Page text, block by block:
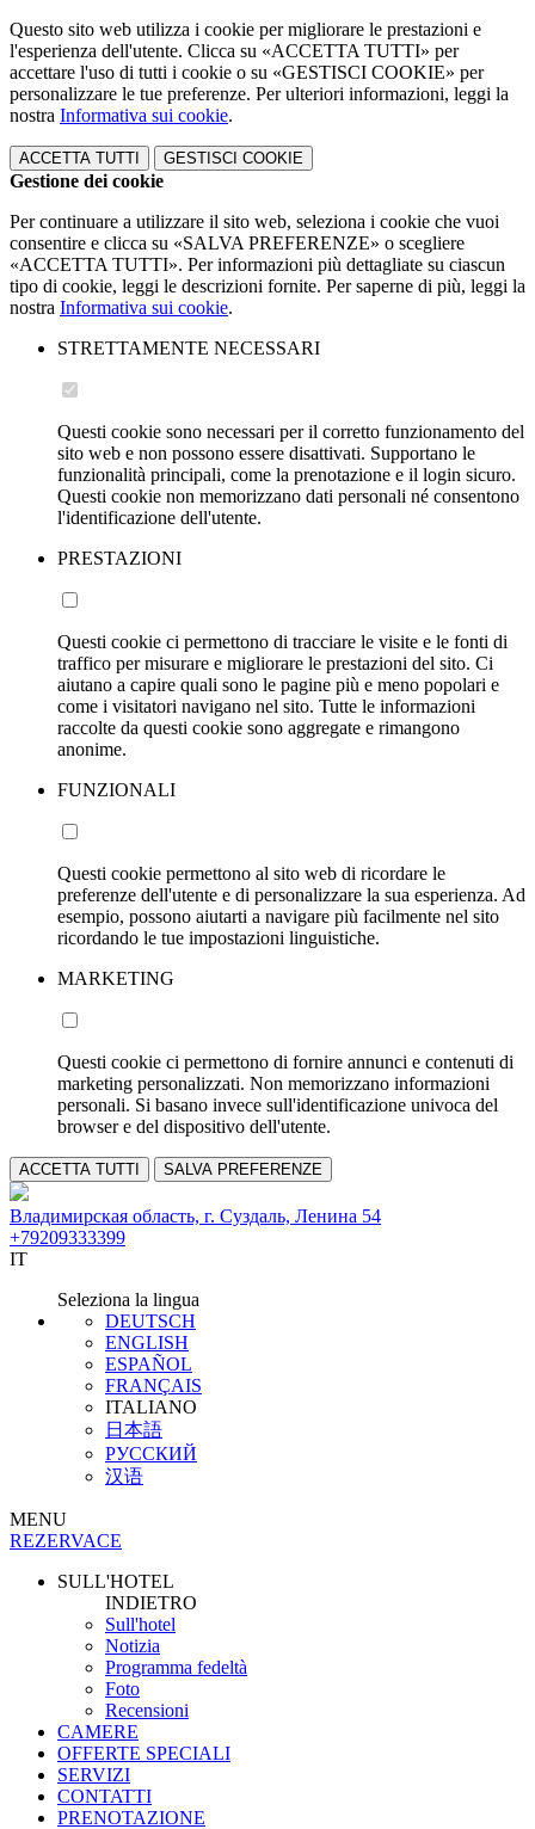
Questo sito web utilizza i cookie per migliorare le prestazioni e
l'esperienza dell'utente. Clicca su «ACCETTA TUTTI» per
accettare l'uso di tutti i cookie o su «GESTISCI COOKIE» per
personalizzare le tue preferenze. Per ulteriori informazioni, leggi la
nostra Informativa sui cookie.
ACCETTA TUTTI GESTISCI COOKIE
Gestione dei cookie
Per continuare a utilizzare il sito web, seleziona i cookie che vuoi
consentire e clicca su «SALVA PREFERENZE» o scegliere
«ACCETTA TUTTI». Per informazioni più dettagliate su ciascun
tipo di cookie, leggi le descrizioni fornite. Per saperne di più, leggi la
nostra Informativa sui cookie.
STRETTAMENTE NECESSARI
Questi cookie sono necessari per il corretto funzionamento del
sito web e non possono essere disattivati. Supportano le
funzionalità principali, come la prenotazione e il login sicuro.
Questi cookie non memorizzano dati personali né consentono
l'identificazione dell'utente.
PRESTAZIONI
Questi cookie ci permettono di tracciare le visite e le fonti di
traffico per misurare e migliorare le prestazioni del sito. Ci
aiutano a capire quali sono le pagine più e meno popolari e
come i visitatori navigano nel sito. Tutte le informazioni
raccolte da questi cookie sono aggregate e rimangono
anonime.
FUNZIONALI
Questi cookie permettono al sito web di ricordare le
preferenze dell'utente e di personalizzare la sua esperienza. Ad
esempio, possono aiutarti a navigare più facilmente nel sito
ricordando le tue impostazioni linguistiche.
MARKETING
Questi cookie ci permettono di fornire annunci e contenuti di
marketing personalizzati. Non memorizzano informazioni
personali. Si basano invece sull'identificazione univoca del
browser e del dispositivo dell'utente.
ACCETTA TUTTI SALVA PREFERENZE
Владимирская область, г. Суздаль, Ленина 54
+79209333399
IT
Seleziona la lingua
DEUTSCH
ENGLISH
ESPAÑOL
FRANÇAIS
ITALIANO
日本語
РУССКИЙ
汉语
MENU
REZERVACE
SULL'HOTEL
INDIETRO
Sull'hotel
Notizia
Programma fedeltà
Foto
Recensioni
CAMERE
OFFERTE SPECIALI
SERVIZI
CONTATTI
PRENOTAZIONE